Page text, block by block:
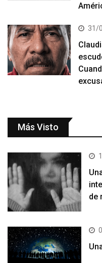
31/
Más Visto
de